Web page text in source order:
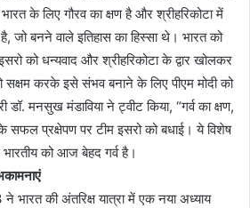
के लिए गौरव का क्षण है और श्रीहरिकोटा में
जो बनने वाले इतिहास का हिस्सा थे। भारत को
को धन्यवाद और श्रीहरिकोटा के द्वार खोलकर
सक्षम करके इसे संभव बनाने के लिए पीएम मोदी को
डॉ. मनसुख मंडाविया ने ट्वीट किया, “गर्व का क्षण,
सफल प्रक्षेपण पर टीम इसरो को बधाई। ये विशेष
को आज बेहद गर्व है।
भारत की अंतरिक्ष यात्रा में एक नया अध्याय